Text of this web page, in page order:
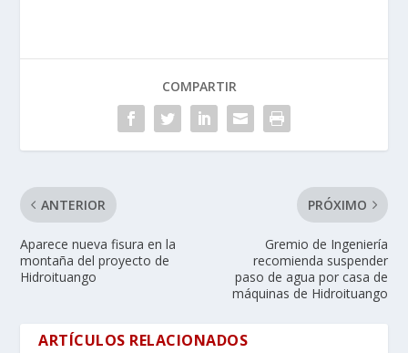
COMPARTIR
ANTERIOR
Aparece nueva fisura en la
montaña del proyecto de
Hidroituango
PRÓXIMO
Gremio de Ingeniería
recomienda suspender
paso de agua por casa de
máquinas de Hidroituango
ARTÍCULOS RELACIONADOS